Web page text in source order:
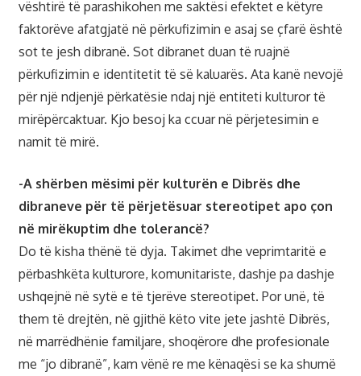
vështirë të parashikohen me saktësi efektet e këtyre
faktorëve afatgjatë në përkufizimin e asaj se çfarë është
sot te jesh dibranë. Sot dibranet duan të ruajnë
përkufizimin e identitetit të së kaluarës. Ata kanë nevojë
për një ndjenjë përkatësie ndaj një entiteti kulturor të
mirëpërcaktuar. Kjo besoj ka ccuar në përjetesimin e
namit të mirë.
-A shërben mësimi për kulturën e Dibrës dhe
dibraneve për të përjetësuar stereotipet apo çon
në mirëkuptim dhe tolerancë?
Do të kisha thënë të dyja. Takimet dhe veprimtaritë e
përbashkëta kulturore, komunitariste, dashje pa dashje
ushqejnë në sytë e të tjerëve stereotipet. Por unë, të
them të drejtën, në gjithë këto vite jete jashtë Dibrës,
në marrëdhënie familjare, shoqërore dhe profesionale
me “jo dibranë”, kam vënë re me kënaqësi se ka shumë